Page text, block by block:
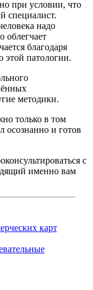
при условии, что
специалист.
надо
облегчает
благодаря
патологии.
методики.
только в том
осознанно и готов
с
именно вам
карт